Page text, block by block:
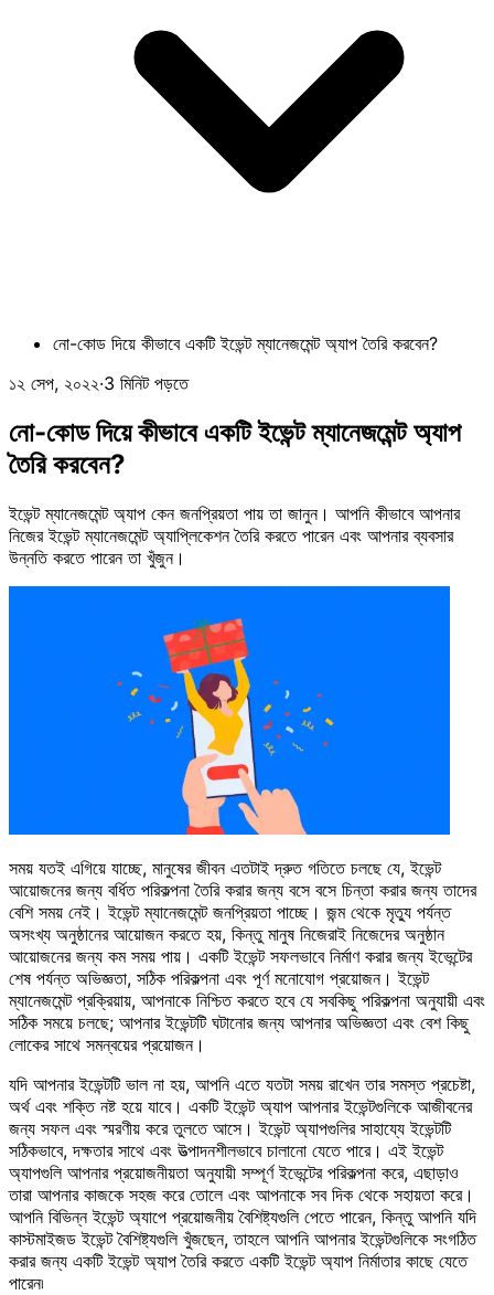
নো-কোড দিয়ে কীভাবে একটি ইভেন্ট ম্যানেজমেন্ট অ্যাপ তৈরি করবেন?
১২ সেপ, ২০২২·3 মিনিট পড়তে
নো-কোড দিয়ে কীভাবে একটি ইভেন্ট ম্যানেজমেন্ট অ্যাপ
তৈরি করবেন?
ইভেন্ট ম্যানেজমেন্ট অ্যাপ কেন জনপ্রিয়তা পায় তা জানুন। আপনি কীভাবে আপনার
নিজের ইভেন্ট ম্যানেজমেন্ট অ্যাপ্লিকেশন তৈরি করতে পারেন এবং আপনার ব্যবসার
উন্নতি করতে পারেন তা খুঁজুন।
সময় যতই এগিয়ে যাচ্ছে, মানুষের জীবন এতটাই দ্রুত গতিতে চলছে যে, ইভেন্ট
আয়োজনের জন্য বর্ধিত পরিকল্পনা তৈরি করার জন্য বসে বসে চিন্তা করার জন্য তাদের
বেশি সময় নেই। ইভেন্ট ম্যানেজমেন্ট জনপ্রিয়তা পাচ্ছে। জন্ম থেকে মৃত্যু পর্যন্ত
অসংখ্য অনুষ্ঠানের আয়োজন করতে হয়, কিন্তু মানুষ নিজেরাই নিজেদের অনুষ্ঠান
আয়োজনের জন্য কম সময় পায়। একটি ইভেন্ট সফলভাবে নির্মাণ করার জন্য ইভেন্টের
শেষ পর্যন্ত অভিজ্ঞতা, সঠিক পরিকল্পনা এবং পূর্ণ মনোযোগ প্রয়োজন। ইভেন্ট
ম্যানেজমেন্ট প্রক্রিয়ায়, আপনাকে নিশ্চিত করতে হবে যে সবকিছু পরিকল্পনা অনুযায়ী এবং
সঠিক সময়ে চলছে; আপনার ইভেন্টটি ঘটানোর জন্য আপনার অভিজ্ঞতা এবং বেশ কিছু
লোকের সাথে সমন্বয়ের প্রয়োজন।
যদি আপনার ইভেন্টটি ভাল না হয়, আপনি এতে যতটা সময় রাখেন তার সমস্ত প্রচেষ্টা,
অর্থ এবং শক্তি নষ্ট হয়ে যাবে। একটি ইভেন্ট অ্যাপ আপনার ইভেন্টগুলিকে আজীবনের
জন্য সফল এবং স্মরণীয় করে তুলতে আসে। ইভেন্ট অ্যাপগুলির সাহায্যে ইভেন্টটি
সঠিকভাবে, দক্ষতার সাথে এবং উত্পাদনশীলভাবে চালানো যেতে পারে। এই ইভেন্ট
অ্যাপগুলি আপনার প্রয়োজনীয়তা অনুযায়ী সম্পূর্ণ ইভেন্টের পরিকল্পনা করে, এছাড়াও
তারা আপনার কাজকে সহজ করে তোলে এবং আপনাকে সব দিক থেকে সহায়তা করে।
আপনি বিভিন্ন ইভেন্ট অ্যাপে প্রয়োজনীয় বৈশিষ্ট্যগুলি পেতে পারেন, কিন্তু আপনি যদি
কাস্টমাইজড ইভেন্ট বৈশিষ্ট্যগুলি খুঁজছেন, তাহলে আপনি আপনার ইভেন্টগুলিকে সংগঠিত
করার জন্য একটি ইভেন্ট অ্যাপ তৈরি করতে একটি ইভেন্ট অ্যাপ নির্মাতার কাছে যেতে
পারেন৷